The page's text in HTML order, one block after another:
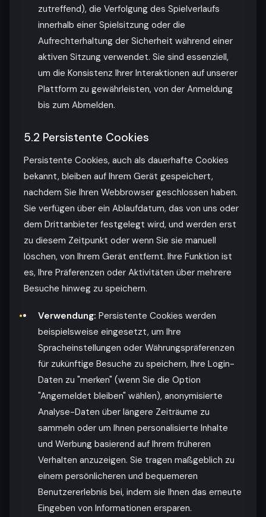
zutreffend), die Verfolgung des Spielverlaufs
innerhalb einer Spielsitzung oder die
Aufrechterhaltung der Sicherheit während einer
aktiven Sitzung verwendet. Sie sind essenziell,
um die Konsistenz Ihrer Interaktionen auf unserer
Plattform zu gewährleisten, von der Anmeldung
bis zum Abmelden.
5.2 Persistente Cookies
Persistente Cookies, auch als dauerhafte Cookies
bekannt, bleiben auf Ihrem Gerät gespeichert,
nachdem Sie Ihren Webbrowser geschlossen haben.
Sie verfügen über ein Ablaufdatum, das von uns oder
dem Drittanbieter festgelegt wird, und werden erst
zu diesem Zeitpunkt oder wenn Sie sie manuell
löschen, von Ihrem Gerät entfernt. Ihre Funktion ist
es, Ihre Präferenzen oder Aktivitäten über mehrere
Besuche hinweg zu speichern.
Verwendung: Persistente Cookies werden
beispielsweise eingesetzt, um Ihre
Spracheinstellungen oder Währungspräferenzen
für zukünftige Besuche zu speichern, Ihre Login-
Daten zu "merken" (wenn Sie die Option
"Angemeldet bleiben" wählen), anonymisierte
Analyse-Daten über längere Zeiträume zu
sammeln oder um Ihnen personalisierte Inhalte
und Werbung basierend auf Ihrem früheren
Verhalten anzuzeigen. Sie tragen maßgeblich zu
einem persönlicheren und bequemeren
Benutzererlebnis bei, indem sie Ihnen das erneute
Eingeben von Informationen ersparen.